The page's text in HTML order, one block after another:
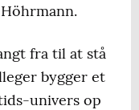
fra til at stå
bygger et
univers op